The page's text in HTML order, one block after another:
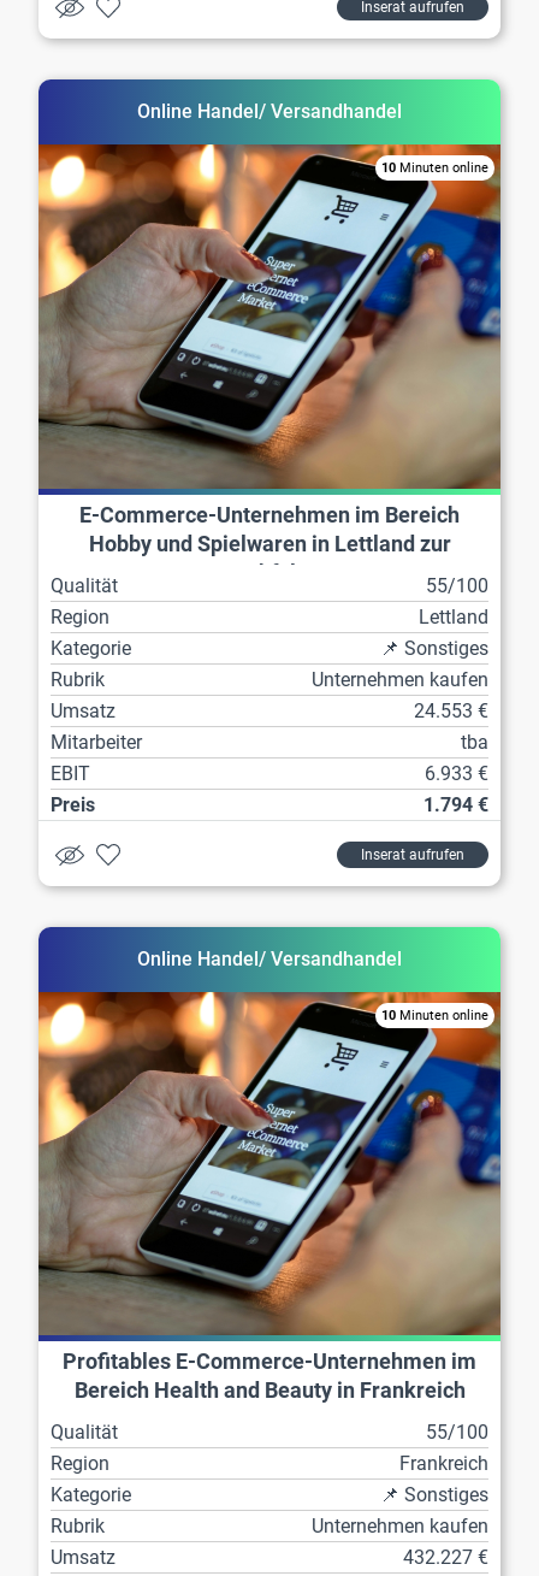
Inserat aufrufen
Online Handel/ Versandhandel
10 Minuten online
E-Commerce-Unternehmen im Bereich
Hobby und Spielwaren in Lettland zur
Nachfolge
Qualität
55/100
Region
Lettland
Kategorie
📌 Sonstiges
Rubrik
Unternehmen kaufen
Umsatz
24.553 €
Mitarbeiter
tba
EBIT
6.933 €
Preis
1.794 €
Inserat aufrufen
Online Handel/ Versandhandel
10 Minuten online
Profitables E-Commerce-Unternehmen im
Bereich Health and Beauty in Frankreich
Qualität
55/100
Region
Frankreich
Kategorie
📌 Sonstiges
Rubrik
Unternehmen kaufen
Umsatz
432.227 €